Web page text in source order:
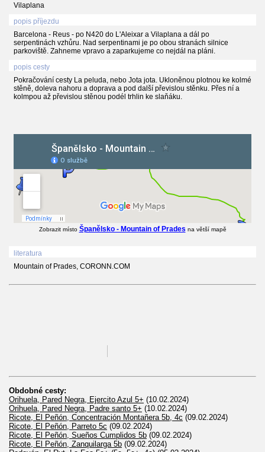
Vilaplana
popis příjezdu
Barcelona - Reus - po N420 do L'Aleixar a Vilaplana a dál po
serpentinách vzhůru. Nad serpentinami je po obou stranách silnice
parkoviště. Zahneme vpravo a zaparkujeme co nejdál na pláni.
popis cesty
Pokračování cesty La peluda, nebo Jota jota. Ukloněnou plotnou ke kolmé
stěně, doleva nahoru a doprava a pod další převislou stěnku. Přes ní a
kolmpou až převislou stěnou podél trhlin ke slaňáku.
Zobrazit místo Španělsko - Mountain of Prades na větší mapě
literatura
Mountain of Prades, CORONN.COM
Obdobné cesty:
Orihuela, Pared Negra, Ejercito Azul 5+ (10.02.2024)
Orihuela, Pared Negra, Padre santo 5+ (10.02.2024)
Ricote, El Peñón, Concentración Montañera 5b, 4c (09.02.2024)
Ricote, El Peñón, Parreto 5c (09.02.2024)
Ricote, El Peñón, Sueños Cumplidos 5b (09.02.2024)
Ricote, El Peñón, Zanquilarga 5b (09.02.2024)